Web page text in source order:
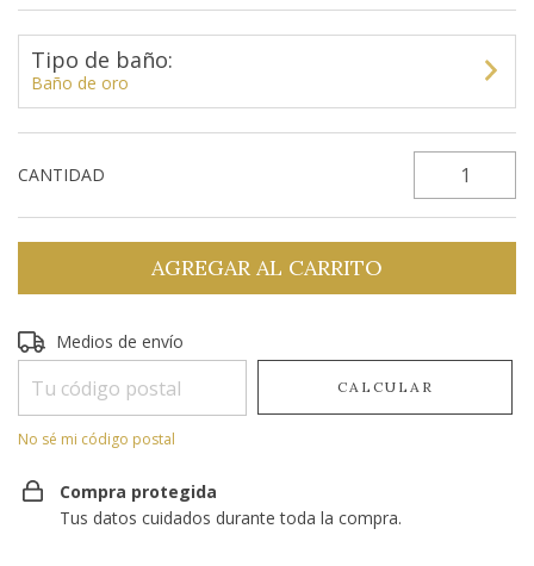
Tipo de baño:
Baño de oro
CANTIDAD
Entregas para el CP:
Medios de envío
CALCULAR
No sé mi código postal
Compra protegida
Tus datos cuidados durante toda la compra.